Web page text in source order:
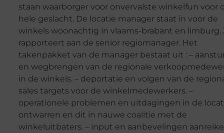
staan waarborger voor onvervalste winkelfun voor
hele geslacht. De locatie manager staat in voor de
winkels woonachtig in vlaams-brabant en limburg.
rapporteert aan de senior regiomanager. Het
takenpakket van de manager bestaat uit : –
en wegbrengen van de regionale
in de winkels. – deportatie en volgen van de
sales targets voor de winkelmedewerkers. –
operationele problemen en uitdagingen in de
ontwarren en dit in nauwe coalitie met de
winkeluitbaters. – input en aanbevelingen